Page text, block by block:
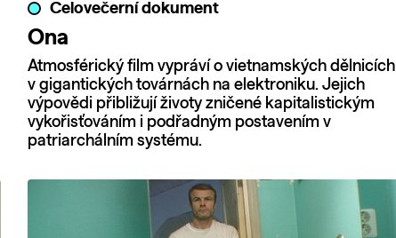
Celovečerní dokument
Ona
Atmosférický film vypráví o vietnamských dělnicích
v gigantických továrnách na elektroniku. Jejich
výpovědi přibližují životy zničené kapitalistickým
vykořisťováním i podřadným postavením v
patriarchálním systému.